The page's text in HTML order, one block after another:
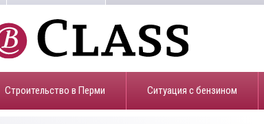
Строительство в Перми ​Ситуация с бензином